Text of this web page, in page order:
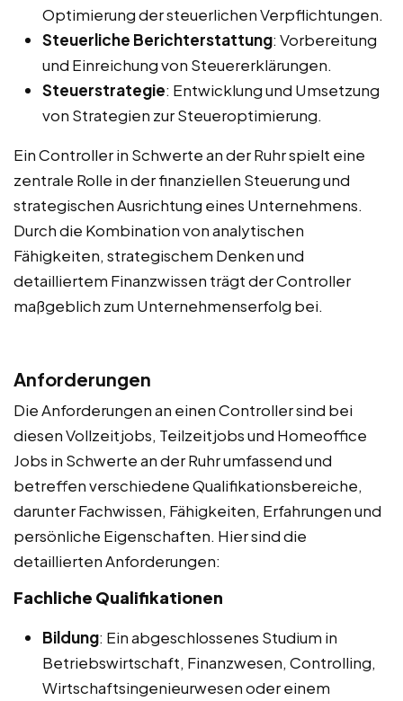
Optimierung der steuerlichen Verpflichtungen.
Steuerliche Berichterstattung: Vorbereitung
und Einreichung von Steuererklärungen.
Steuerstrategie: Entwicklung und Umsetzung
von Strategien zur Steueroptimierung.
Ein Controller in Schwerte an der Ruhr spielt eine
zentrale Rolle in der finanziellen Steuerung und
strategischen Ausrichtung eines Unternehmens.
Durch die Kombination von analytischen
Fähigkeiten, strategischem Denken und
detailliertem Finanzwissen trägt der Controller
maßgeblich zum Unternehmenserfolg bei.
Anforderungen
Die Anforderungen an einen Controller sind bei
diesen Vollzeitjobs, Teilzeitjobs und Homeoffice
Jobs in Schwerte an der Ruhr umfassend und
betreffen verschiedene Qualifikationsbereiche,
darunter Fachwissen, Fähigkeiten, Erfahrungen und
persönliche Eigenschaften. Hier sind die
detaillierten Anforderungen:
Fachliche Qualifikationen
Bildung: Ein abgeschlossenes Studium in
Betriebswirtschaft, Finanzwesen, Controlling,
Wirtschaftsingenieurwesen oder einem